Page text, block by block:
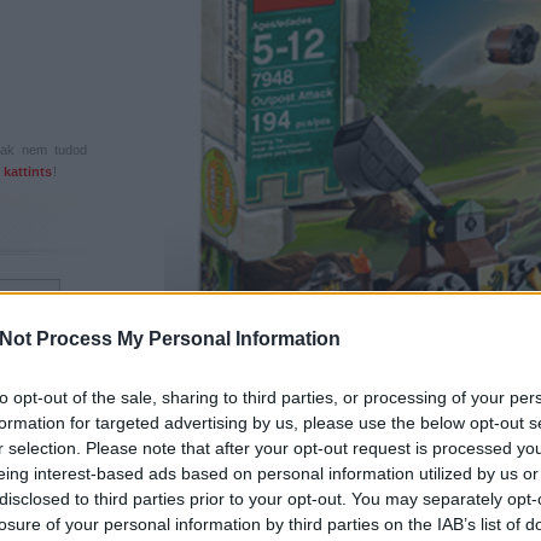
Process My Personal Information
opt-out of the sale, sharing to third parties, or processing of your
for targeted advertising by us, please use the below opt-out
selection. Please note that after your opt-out request is processed
interest-based ads based on personal information utilized by us
to third parties prior to your opt-out. You may separately
of your personal information by third parties on the IAB’s list of
nem tudod
kattints !
A dobozban két darab számozott zacskó van. Az első számú
Helyet kapott egy vastag (legalábbis szerintem) építési útmutató is.
is került a csomagba. Sokak legnagyobb (vagy legkisebb)
futónövény imitációját fogják adni.